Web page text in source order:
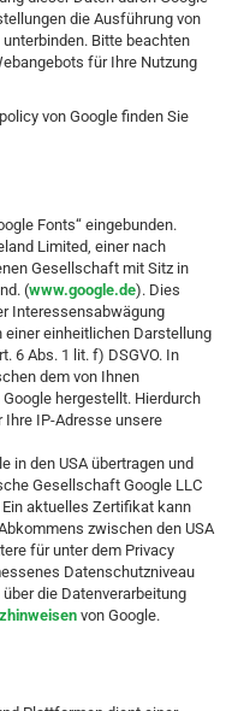
die Ausführung von
Bitte beachten
für Ihre Nutzung
von Google finden Sie
Fonts“ eingebunden.
Limited, einer nach
Gesellschaft mit Sitz in
(www.google.de). Dies
Interessensabwägung
einheitlichen Darstellung
6 Abs. 1 lit. f) DSGVO. In
dem von Ihnen
hergestellt. Hierdurch
Ihre IP-Adresse unsere
in den USA übertragen und
Gesellschaft Google LLC
Ein aktuelles Zertifikat kann
zwischen den USA
für unter dem Privacy
Datenschutzniveau
die Datenverarbeitung
von Google.